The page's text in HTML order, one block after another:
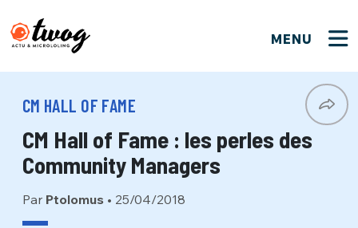
MENU
CM HALL OF FAME
CM Hall of Fame : les perles des
Community Managers
Par Ptolomus • 25/04/2018
PSEUDO *
EMAIL*
Connexion
PSEUDO
FERMER
VOTRE PARTICIPATION
Que souhaitez-vous proposer ?
Quelques tweets
C'EST PARTI